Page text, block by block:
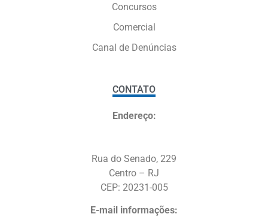
Concursos
Comercial
Canal de Denúncias
CONTATO
Endereço:
Rua do Senado, 229
Centro – RJ
CEP: 20231-005
E-mail informações: